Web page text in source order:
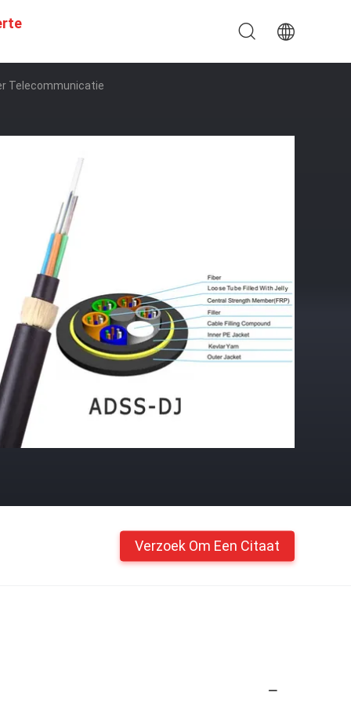
Telecommunicatie
Verzoek Om Een Citaat